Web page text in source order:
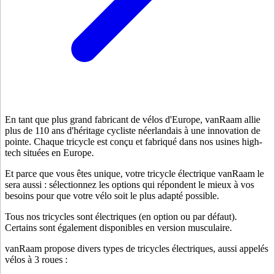
En tant que plus grand fabricant de vélos d'Europe, vanRaam allie
plus de 110 ans d'héritage cycliste néerlandais à une innovation de
pointe. Chaque tricycle est conçu et fabriqué dans nos usines high-
tech situées en Europe.
Et parce que vous êtes unique, votre tricycle électrique vanRaam le
sera aussi : sélectionnez les options qui répondent le mieux à vos
besoins pour que votre vélo soit le plus adapté possible.
Tous nos tricycles sont électriques (en option ou par défaut).
Certains sont également disponibles en version musculaire.
vanRaam propose divers types de tricycles électriques, aussi appelés
vélos à 3 roues :